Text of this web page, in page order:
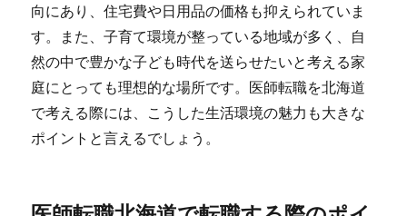
向にあり、住宅費や日用品の価格も抑えられていま
す。また、子育て環境が整っている地域が多く、自
然の中で豊かな子ども時代を送らせたいと考える家
庭にとっても理想的な場所です。医師転職を北海道
で考える際には、こうした生活環境の魅力も大きな
ポイントと言えるでしょう。